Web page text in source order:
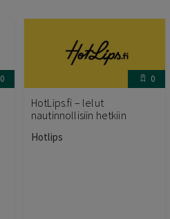
0 0
HotLips.fi – lelut
nautinnollisiin hetkiin
Hotlips